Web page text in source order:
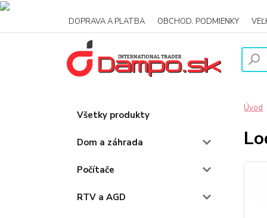
DOPRAVA A PLATBA OBCHOD. PODMIENKY
Všetky produkty
Dom a záhrada
Počítače
RTV a AGD
Úvod